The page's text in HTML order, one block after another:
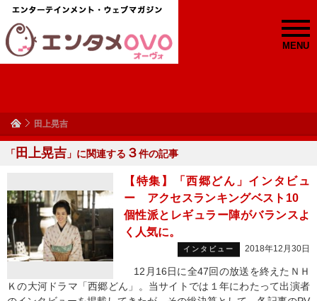
MENU
田上晃吉
「 田上晃吉 」に関連する ３件の記事
【特集】「西郷どん」インタビュ
ー アクセスランキングベスト10
個性派とレギュラー陣がバランスよ
く人気に。
インタビュー 2018年12月30日
12月16日に全47回の放送を終えたＮＨ
Ｋの大河ドラマ「西郷どん」。当サイトでは１年にわたって出演者